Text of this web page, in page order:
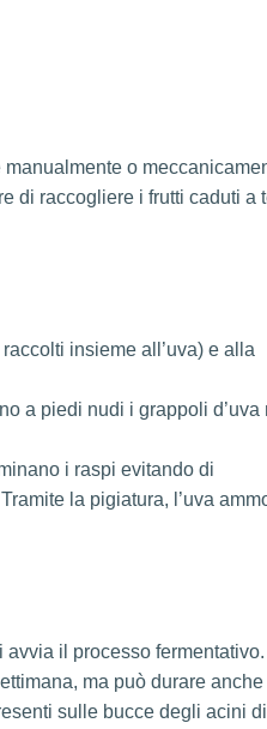
o
di raccogliere i frutti caduti a
insieme all’uva) e alla
a piedi nudi i grappoli d’uva
i raspi evitando di
la pigiatura, l’uva
avvia il processo fermentativo.
ma può durare
sulle bucce degli acini